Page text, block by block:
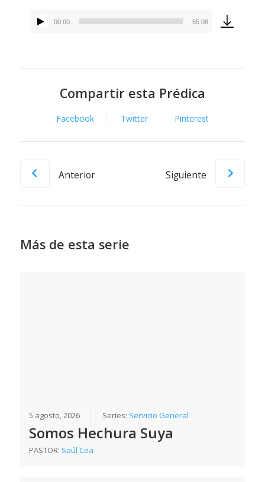
Reproductor
00:00 55:08
Compartir esta Prédica
Facebook Twitter Pinterest
Anterior Siguiente
Más de esta serie
5 agosto, 2026 Series: Servicio General
Somos Hechura Suya
PASTOR: Saúl Cea